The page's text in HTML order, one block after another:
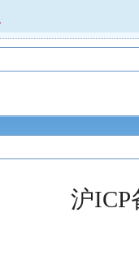
沪ICP